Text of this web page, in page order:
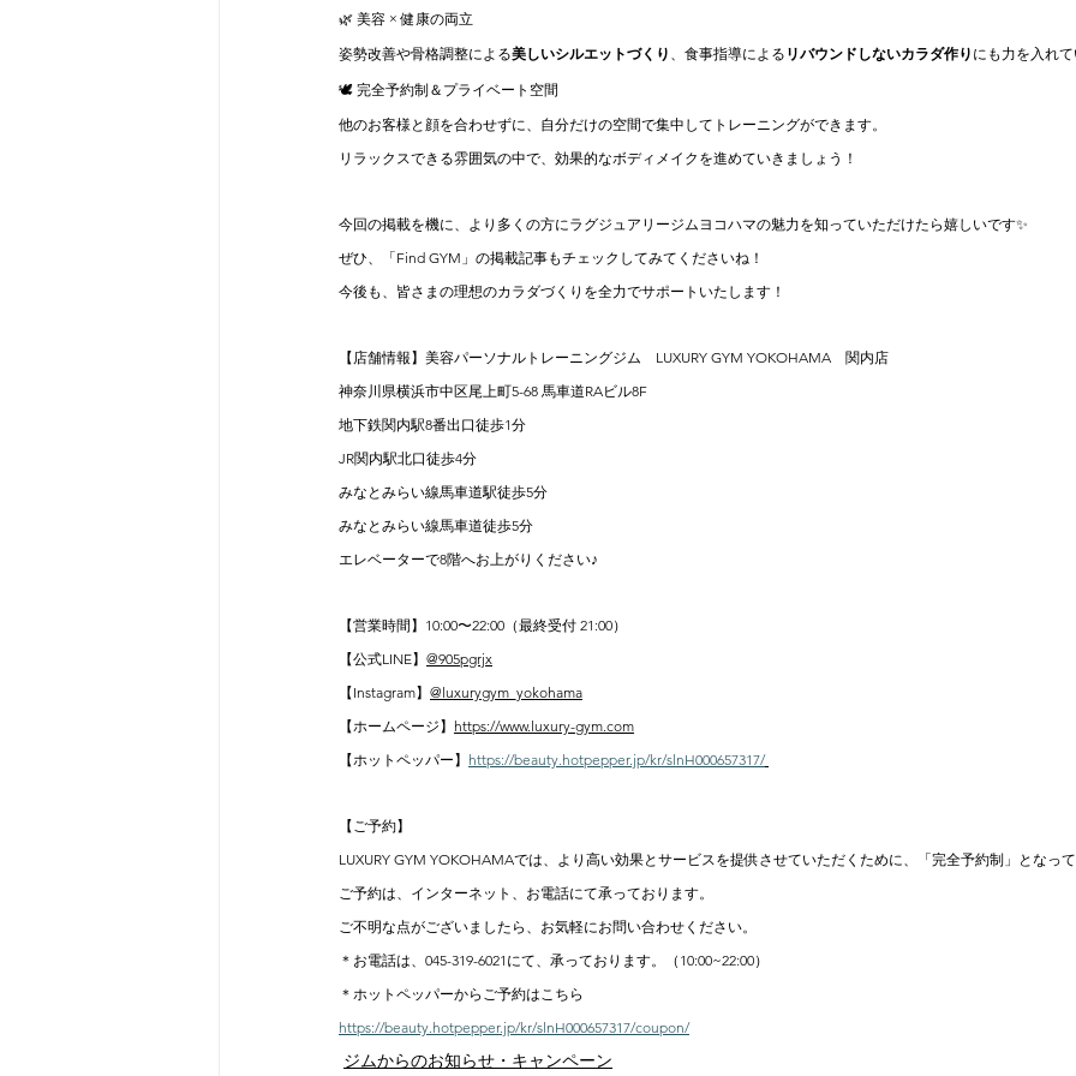
🌿 美容 × 健康の両立
姿勢改善や骨格調整による美しいシルエットづくり 、食事指導による リバウンドしないカラダ作り にも力を入れ
🕊 完全予約制＆プライベート空間
他のお客様と顔を合わせずに、自分だけの空間で集中してトレーニングができます。
リラックスできる雰囲気の中で、効果的なボディメイクを進めていきましょう！
今回の掲載を機に、より多くの方にラグジュアリージムヨコハマの魅力を知っていただけたら嬉しいです✨
ぜひ、「Find GYM」の掲載記事もチェックしてみてくださいね！
今後も、皆さまの理想のカラダづくりを全力でサポートいたします！
【店舗情報】美容パーソナルトレーニングジム LUXURY GYM YOKOHAMA 関内店
神奈川県横浜市中区尾上町5-68 馬車道RAビル8F
地下鉄関内駅8番出口徒歩1分
JR関内駅北口徒歩4分
みなとみらい線馬車道駅徒歩5分
みなとみらい線馬車道徒歩5分
エレベーターで8階へお上がりください♪
【営業時間】10:00〜22:00（最終受付 21:00）
【公式LINE】 @905pgrjx
【Instagram】 @luxurygym_yokohama
【ホームページ】 https://www.luxury-gym.com
【ホットペッパー】 https://beauty.hotpepper.jp/kr/slnH000657317/
【ご予約】
LUXURY GYM YOKOHAMAでは、より高い効果とサービスを提供させていただくために、「完全予約制」となっ
ご予約は、インターネット、お電話にて承っております。
ご不明な点がございましたら、お気軽にお問い合わせください。
＊お電話は、045-319-6021にて、承っております。（10:00~22:00）
＊ホットペッパーからご予約はこちら
https://beauty.hotpepper.jp/kr/slnH000657317/coupon/
ジムからのお知らせ・キャンペーン